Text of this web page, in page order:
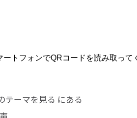
ートフォンでQRコードを読み取って
テーマを見る にある